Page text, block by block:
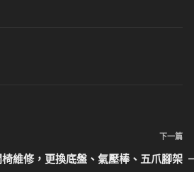
下
一
下一篇
維修，更換底盤、氣壓棒、五爪腳架